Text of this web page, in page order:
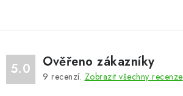
p
v
k
k
v
á
n
5.0 Ověřeno zákazníky
9 recenzí. Zobrazit všechny recenze